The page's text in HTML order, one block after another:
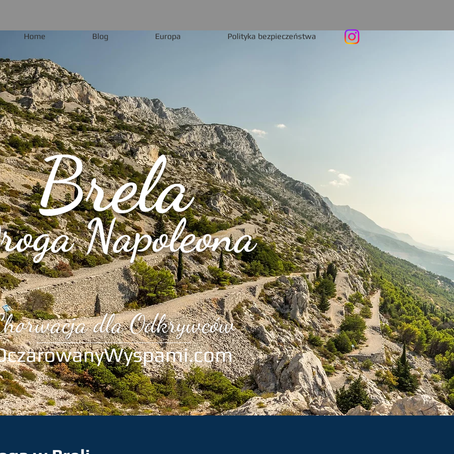
Home Blog Europa Polityka bezpieczeństwa
Brela
Napoleona
dla Odkrywców